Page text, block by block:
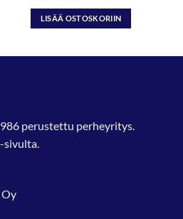
LISÄÄ OSTOSKORIIN
perustettu perheyritys.
-sivulta.